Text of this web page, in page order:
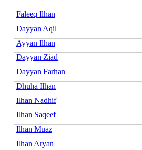
Faleeq Ilhan
Dayyan Aqil
Ayyan Ilhan
Dayyan Ziad
Dayyan Farhan
Dhuha Ilhan
Ilhan Nadhif
Ilhan Saqeef
Ilhan Muaz
Ilhan Aryan